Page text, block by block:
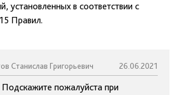
установленных в соответствии с
Правил.
Станислав Григорьевич 26.06.2021
пожалуйста при